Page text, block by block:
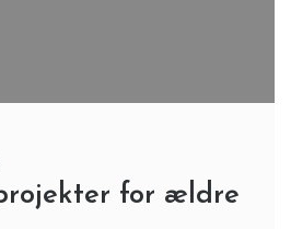
for ældre